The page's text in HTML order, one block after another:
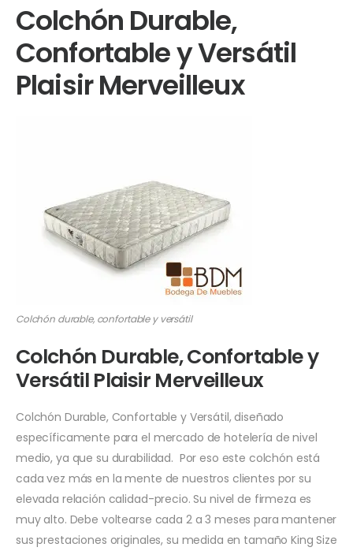
Colchón Durable,
Confortable y Versátil
Plaisir Merveilleux
Colchón durable, confortable y versátil
Colchón Durable, Confortable y
Versátil Plaisir Merveilleux
Colchón Durable, Confortable y Versátil, diseñado
específicamente para el mercado de hotelería de nivel
medio, ya que su durabilidad. Por eso este colchón está
cada vez más en la mente de nuestros clientes por su
elevada relación calidad-precio. Su nivel de firmeza es
muy alto. Debe voltearse cada 2 a 3 meses para mantener
sus prestaciones originales, su medida en tamaño King Size